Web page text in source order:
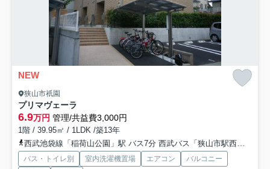
NEW
狭山市祇園
プリマヴェーラ
6.9万円 管理/共益費3,000円
1階 / 39.95㎡ / 1LDK /築13年
西武池袋線「稲荷山公園」駅 バス7分 西武バス「狭山市駅西口」 停歩10分
バス・トイレ別 室内洗濯機置場 エアコン
バルコニー